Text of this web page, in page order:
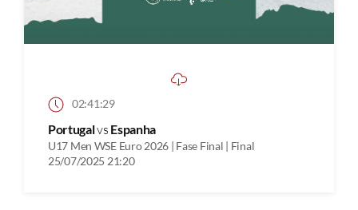
02:41:29
Portugalvs Espanha
U17 Men WSE Euro 2026 | Fase Final | Final
25/07/2025 21:20